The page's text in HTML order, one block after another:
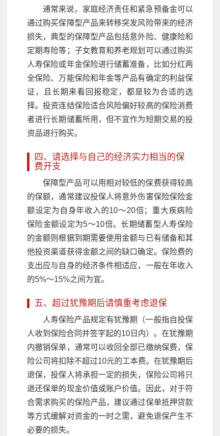
通常来说，家庭经济责任和紧急预备金可以
通过购买保障型产品来转移突发风险带来的经济
损失，典型的保障型产品包括意外险、健康险和
定期寿险等；子女教育和养老规划可以通过购买
人寿保险或年金保险进行储蓄准备，比如分红两
全保险、万能保险和年金等产品有确定的利益保
证，且长期来看回报稳定，都是较为合适的选
择。投资连结保险适合风险偏好较高的保险消费
者进行长期储蓄所用，但不宜作为短期交易的投
资品进行购买。
四、请选择与自己的经济实力相当的保
费开支
保障型产品可以用相对较低的保费获得较高
的保额，通常建议投保人将意外伤害保险保险金
额设定为自身年收入的10～20倍；重大疾病险
保险金额设定为5～10倍。长期储蓄型人寿保险
的金额则根据到期需要使用金额与已有储备和其
他投资渠道获得金额之间的缺口确定。保险费的
支出应与自身的经济条件相适应，一般在年收入
的5%～15%之间为宜。
五、超过犹豫期后请慎重考虑退保
人寿保险产品规定有犹豫期（一般指自投保
人收到保险合同并签字起的10日内）。在犹豫期
内撤销保单，通常可以收回全部已缴纳保费，保
险公司将扣除不超过10元的工本费。在犹豫期后
退保，投保人将承担一定的损失，保险公司将只
退还保单的现金价值或账户价值。因此，对于符
合需求购买的保险产品，建议通过保单抵押贷款
等方式缓解对资金的一时之需，避免退保产生不
必要的损失。